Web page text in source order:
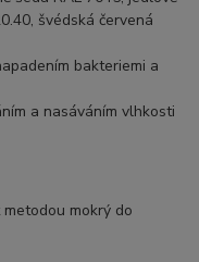
švédská červená
bakteriemi a
a nasáváním vlhkosti
mokrý do